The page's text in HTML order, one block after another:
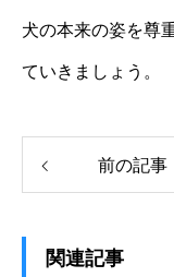
犬の本来の姿を尊
ていきましょう。
前の記事
関連記事